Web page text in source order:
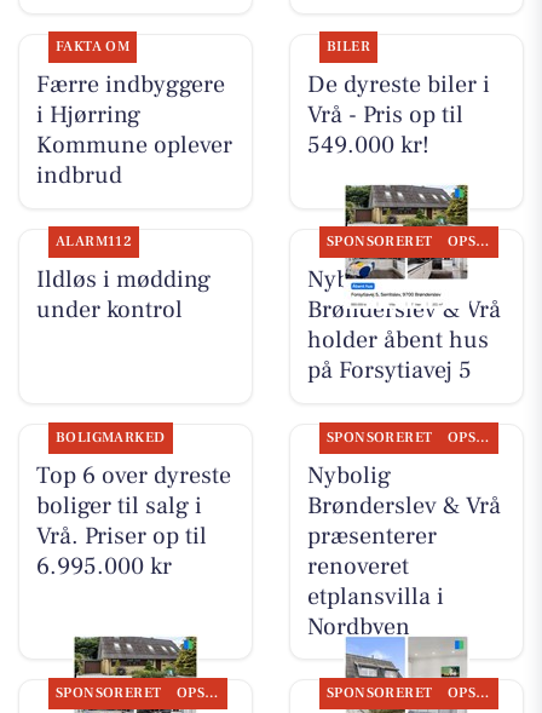
FAKTA OM
Færre indbyggere
i Hjørring
Kommune oplever
indbrud
BILER
De dyreste biler i
Vrå - Pris op til
549.000 kr!
ALARM112
Ildløs i mødding
under kontrol
SPONSORERET OPSLAGSTAVLEN
Nybolig
Brønderslev & Vrå
holder åbent hus
på Forsytiavej 5
BOLIGMARKED
Top 6 over dyreste
boliger til salg i
Vrå. Priser op til
6.995.000 kr
SPONSORERET OPSLAGSTAVLEN
Nybolig
Brønderslev & Vrå
præsenterer
renoveret
etplansvilla i
Nordbyen
SPONSORERET OPSLAGSTAVLEN SPONSORERET OPSLAGSTAVLEN